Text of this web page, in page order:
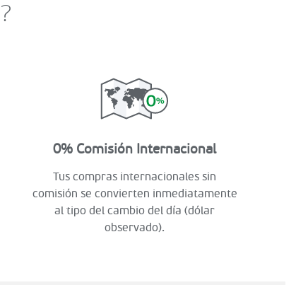
?
0% Comisión Internacional
Tus compras internacionales sin
comisión se convierten inmediatamente
al tipo del cambio del día (dólar
observado).